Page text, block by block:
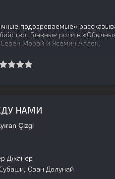
подозреваемые»
Главные роли в
Морай и Ясемин Аллен.
НАМИ
Çizgi
Джанер
Озан Долунай